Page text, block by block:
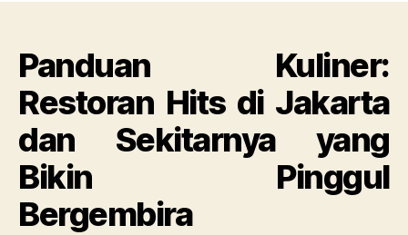
dan
yang
Bikin
Panduan Kuliner:
Restoran Hits di Jakarta
dan Sekitarnya yang
Bikin Pinggul
Bergembira